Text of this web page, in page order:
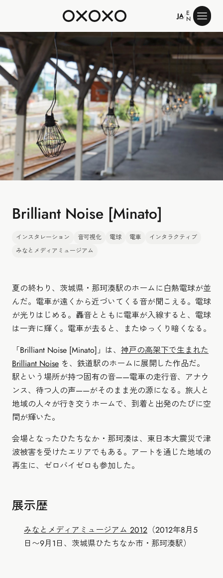
JA/E
N
Brilliant Noise [Minato]
インスタレーション 音可視化 電球 電車
インタラクティブ
みなとメディアミュージアム
夏の終わり、茨城県・那珂湊駅のホームに白熱電球が並
んだ。電車が遠くから近づいてくる音が聞こえる。電球
が光りはじめる。轟音とともに電車が入線すると、電球
は一斉に輝く。電車が去ると、またゆっくり暗くなる。
「Brilliant Noise [Minato]」は、 神戸の高架下で生まれた
Brilliant Noise を、鉄道駅のホームに展開した作品だ。
駅という場所が持つ固有の音——電車の走行音、アナウ
ンス、待つ人の声——がそのまま光の源になる。旅人と
地域の人々が行き交うホームで、到着と出発のたびに空
間が輝いた。
会場となったひたちなか・那珂湊は、東日本大震災で津
波被害を受けたエリアでもある。アートを通じた地域の
再生に、ゼロバイゼロも参加した。
展示歴
みなとメディアミュージアム 2012 （2012年8月5
日〜9月1日、茨城県ひたちなか市・那珂湊駅）